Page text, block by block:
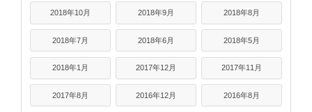
2018年10月 2018年9月 2018年8月
2018年7月 2018年6月 2018年5月
2018年1月 2017年12月 2017年11月
2017年8月 2016年12月 2016年8月